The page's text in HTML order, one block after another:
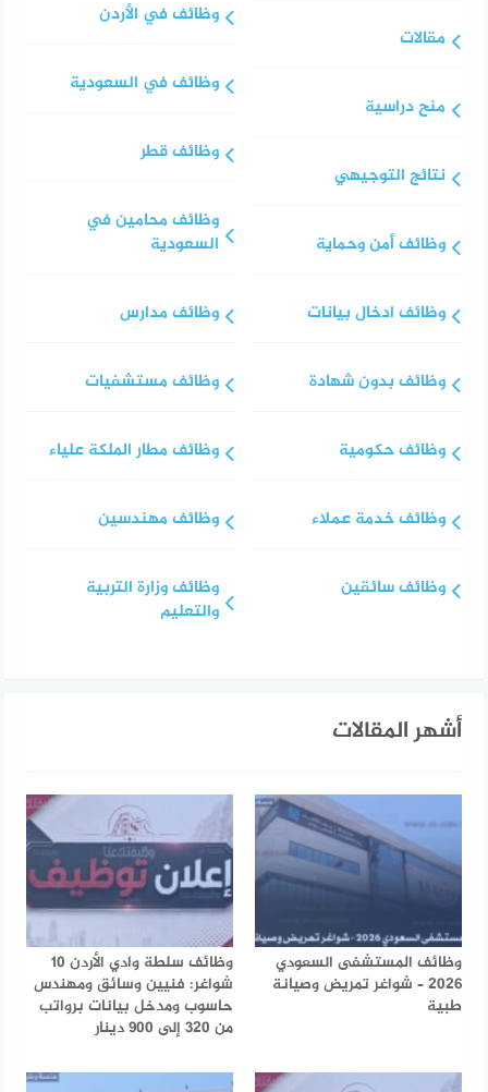
مقالات
منح دراسية
نتائج التوجيهي
وظائف أمن وحماية
وظائف ادخال بيانات
وظائف بدون شهادة
وظائف حكومية
وظائف خدمة عملاء
وظائف سائقين
وظائف في الأردن
وظائف في السعودية
وظائف قطر
وظائف محامين في
السعودية
وظائف مدارس
وظائف مستشفيات
وظائف مطار الملكة علياء
وظائف مهندسين
وظائف وزارة التربية
والتعليم
أشهر المقالات
وظائف المستشفى السعودي
2026 – شواغر تمريض وصيانة
طبية
وظائف سلطة وادي الأردن 10
شواغر: فنيين وسائق ومهندس
حاسوب ومدخل بيانات برواتب
من 320 إلى 900 دينار